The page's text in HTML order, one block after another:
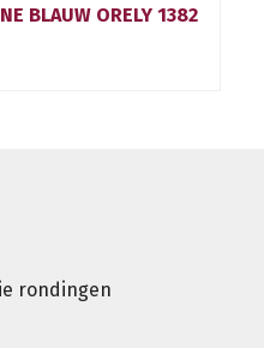
BLAUW ORELY 1382
rondingen